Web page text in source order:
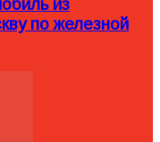
из
по железной